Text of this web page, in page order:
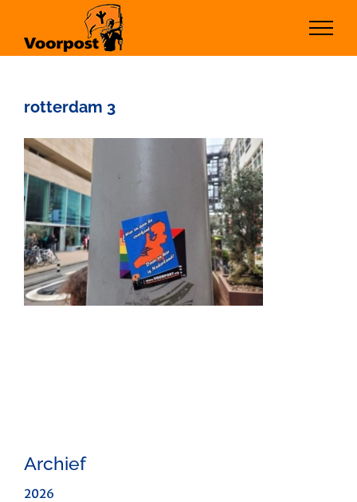
inhoud
rotterdam 3
Archief
2026